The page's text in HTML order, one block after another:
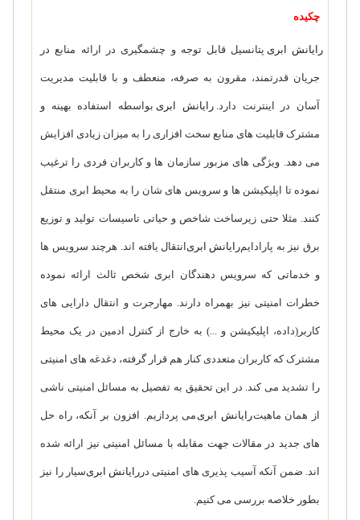
چکیده
رایانش ابریپتانسیل قابل توجه و چشمگیری در ارائه منابع در
جریان قدرتمند، مقرون به صرفه، منعطف و با قابلیت مدیریت
آسان در اینترنت دارد.رایانش ابریبواسطه استفاده بهینه و
مشترک قابلیت های منابع سخت افزاری را به میزان زیادی افزایش
می دهد. ویژگی های مزبور سازمان ها و کاربران فردی را ترغیب
نموده تا اپلیکیشن ها و سرویس های شان را به محیط ابری منتقل
کنند. مثلا حتی زیرساخت شاخص و حیاتی تاسیسات تولید و توزیع
برق نیز به پارادایمرایانش ابریانتقال یافته اند. هرچند سرویس ها
و خدماتی که سرویس دهندگان ابری شخص ثالث ارائه نموده
خطرات امنیتی نیز بهمراه دارند. مهارجرت و انتقال دارایی های
کاربر(داده، اپلیکیشن و ...) به خارج از کنترل ادمین در یک محیط
مشترک که کاربران متعددی کنار هم قرار گرفته، دغدغه های امنیتی
را تشدید می کند. در این تحقیق به تفصیل به مسائل امنیتی ناشی
از همان ماهیترایانش ابریمی پردازیم. افزون بر آنکه، راه حل
های جدید در مقالات جهت مقابله با مسائل امنیتی نیز ارائه شده
اند. ضمن آنکه آسیب پذیری های امنیتی دررایانش ابریسیار را نیز
بطور خلاصه بررسی می کنیم.